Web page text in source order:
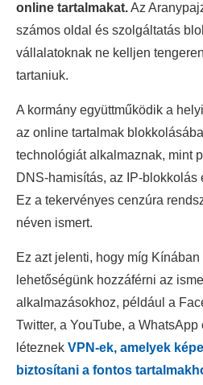
online tartalmakat.Az
számos oldal és szolgáltatás
vállalatoknak ne kelljen
tartaniuk.
A kormány együttműködik a
az online tartalmak
technológiát alkalmaznak, mint
DNS-hamisítás, az IP-blokkolás
Ez a tekervényes cenzúra
néven ismert.
Ez azt jelenti, hogy míg
lehetőségünk hozzáférni az
alkalmazásokhoz, például a
Twitter, a YouTube, a
léteznek VPN-ek, amelyek
biztosítani a fontos